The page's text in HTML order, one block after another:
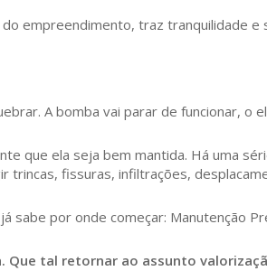
empreendimento, traz tranquilidade e
A bomba vai parar de funcionar, o
que ela seja bem mantida. Há uma
trincas, fissuras, infiltrações,
sabe por onde começar: Manutenção
Que tal retornar ao assunto